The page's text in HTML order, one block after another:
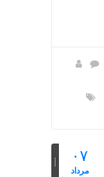
۰۷
مرداد